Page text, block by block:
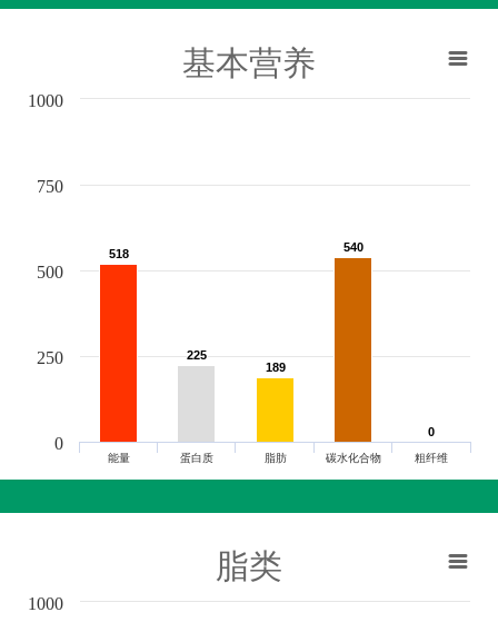
基本营养
518
518
225
225
189
189
540
540
0
0
能量 蛋白质 脂肪 碳水化合物 粗纤维
0
250
500
750
1000
脂类
1000